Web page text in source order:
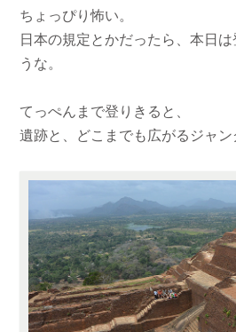
ちょっぴり怖い。
日本の規定とかだったら、本日
うな。
てっぺんまで登りきると、
遺跡と、どこまでも広がるジャン